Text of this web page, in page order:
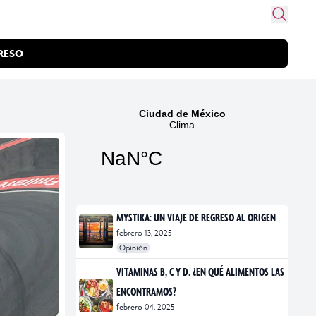
MYSTIKA: UN VIAJE DE REGRESO AL ORIGEN
febrero 13, 2025
Opinión
#exposiciones
#fotografía
VITAMINAS B, C Y D. ¿EN QUÉ ALIMENTOS LAS
ENCONTRAMOS?
febrero 04, 2025